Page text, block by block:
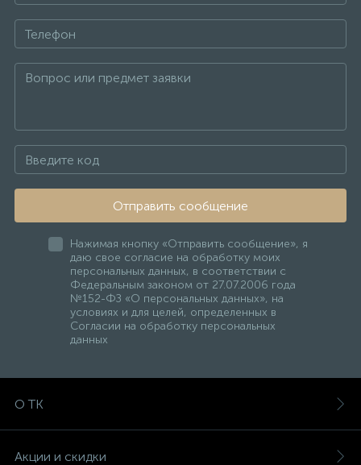
Отправить сообщение
Нажимая кнопку «Отправить сообщение», я
даю свое согласие на обработку моих
персональных данных, в соответствии с
Федеральным законом от 27.07.2006 года
№152-ФЗ «О персональных данных», на
условиях и для целей, определенных в
Согласии на обработку персональных
данных
О ТК
Акции и скидки